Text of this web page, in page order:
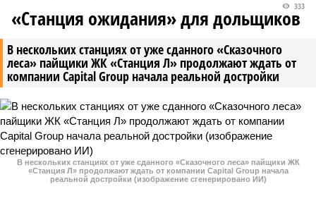
В нескольких станциях от уже сданного «Сказочного
леса» пайщики ЖК «Станция Л» продолжают ждать от
компании Capital Group начала реальной достройки
333
«Станция ожидания» для дольщиков
В нескольких станциях от уже сданного «Сказочного леса» пайщики ЖК
«Станция Л» продолжают ждать от компании Capital Group начала
реальной достройки (изображение сгенерировано ИИ)